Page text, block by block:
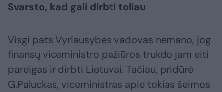
Svarsto, kad gali dirbti toliau
Visgi pats Vyriausybės vadovas nemano, jog
finansų viceministro pažiūros trukdo jam eiti
pareigas ir dirbti Lietuvai. Tačiau, pridūrė
G.Paluckas, viceministras apie tokias šeimos